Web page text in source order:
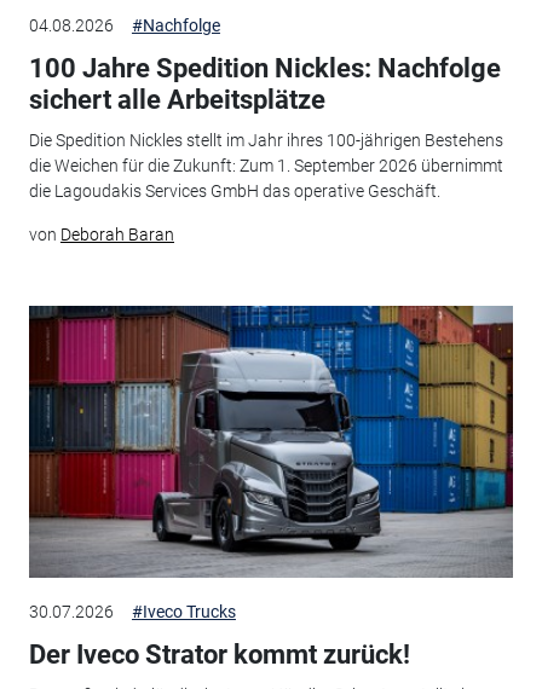
04.08.2026 #Nachfolge
100 Jahre Spedition Nickles: Nachfolge
sichert alle Arbeitsplätze
Die Spedition Nickles stellt im Jahr ihres 100-jährigen Bestehens
die Weichen für die Zukunft: Zum 1. September 2026 übernimmt
die Lagoudakis Services GmbH das operative Geschäft.
von Deborah Baran
30.07.2026 #Iveco Trucks
Der Iveco Strator kommt zurück!